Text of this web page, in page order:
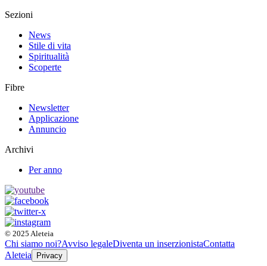
Sezioni
News
Stile di vita
Spiritualità
Scoperte
Fibre
Newsletter
Applicazione
Annuncio
Archivi
Per anno
© 2025 Aleteia
Chi siamo noi?Avviso legaleDiventa un inserzionistaContatta
Aleteia
Privacy